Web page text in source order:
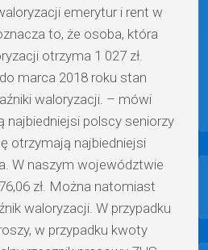
emerytur i rent w
to, że osoba, która
otrzyma 1 027 zł.
marca 2018 roku stan
waloryzacji. – mówi
polscy seniorzy
otrzymają najbiedniejsi
W naszym województwie
zł. Można natomiast
waloryzacji. W przypadku
w przypadku kwoty